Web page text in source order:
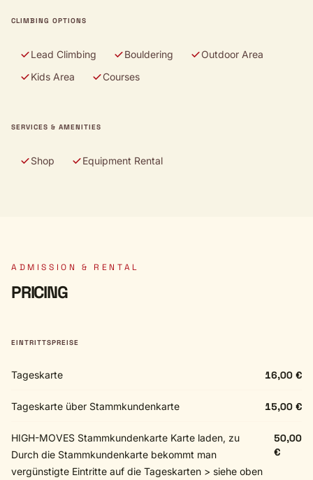
CLIMBING OPTIONS
Lead Climbing Bouldering
Outdoor Area
Kids Area
Courses
SERVICES & AMENITIES
Shop Equipment Rental
ADMISSION & RENTAL
PRICING
EINTRITTSPREISE
Tageskarte 16,00 €
Tageskarte über Stammkundenkarte 15,00 €
HIGH-MOVES Stammkundenkarte Karte laden, zu
Durch die Stammkundenkarte bekommt man
vergünstigte Eintritte auf die Tageskarten > siehe oben
50,00
€